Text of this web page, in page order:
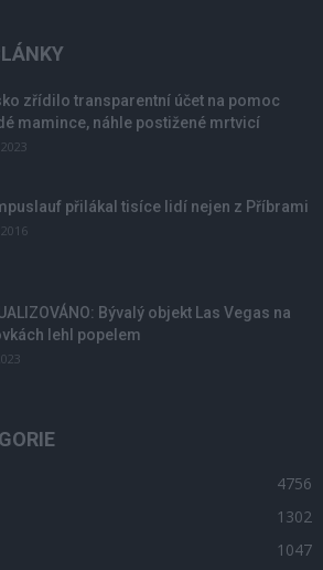
zřídilo transparentní účet na pomoc
mamince, náhle postižené mrtvicí
přilákal tisíce lidí nejen z Příbrami
Bývalý objekt Las Vegas na
lehl popelem
4756
1302
1047